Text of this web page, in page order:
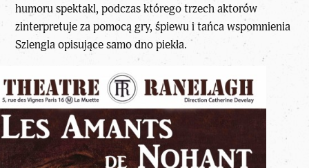
humoru spektakl, podczas którego trzech aktorów
zinterpretuje za pomocą gry, śpiewu i tańca wspomnienia
Szlengla opisujące samo dno piekła.